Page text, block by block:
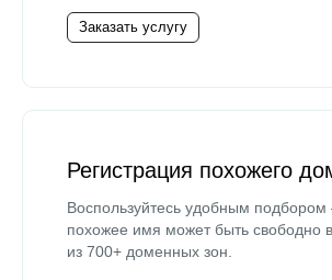
Заказать услугу
Регистрация похожего
Воспользуйтесь удобным
похожее имя может быть свободно
из 700+ доменных зон.